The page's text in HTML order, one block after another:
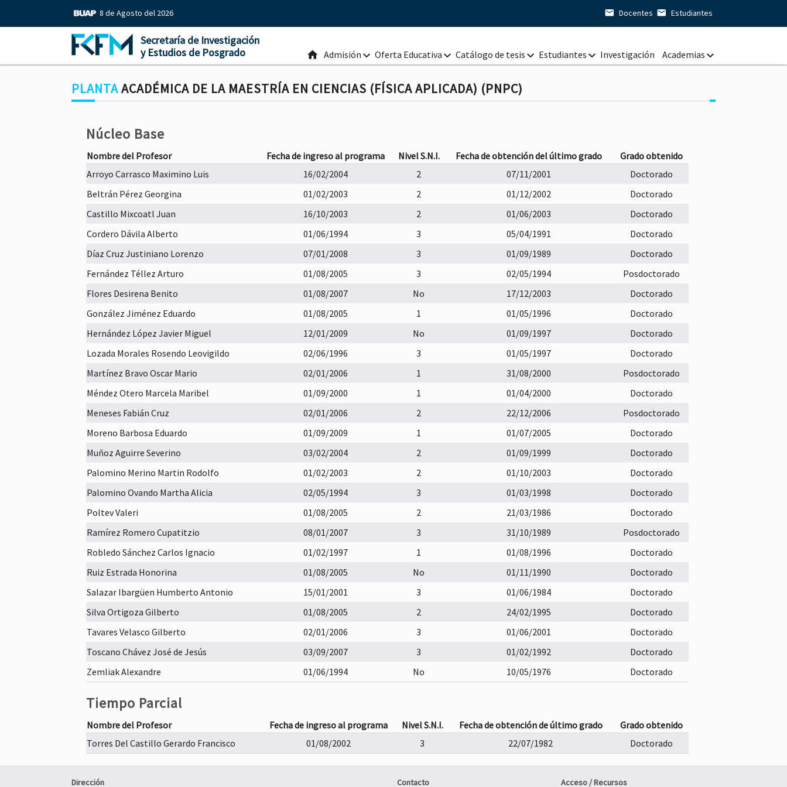
8 de Agosto del 2026 Docentes Estudiantes
Secretaría de Investigación
y Estudios de Posgrado
Inicio
Admisión
Mtría. Física Aplicada
Mtría. Educ. Matemática
Doc. Matemáticas
Doc. Educ. Matemática
Oferta Educativa
Mtría. Física Aplicada Plan de Estudios
Docentes
Mtría. Educ. Matemática Plan de Estudios
Doc. Física Aplicada Plan de Estudios
Plan de Estudios
Docentes
Catálogo de tesis
MEM
Estudiantes Investigación Academias
PLANTAACADÉMICA DE LA MAESTRÍA EN CIENCIAS (FÍSICA APLICADA) (PNPC)
Núcleo Base
Nombre del Profesor Fecha de ingreso al programa Nivel S.N.I. Fecha de obtención del último grado
Grado obtenido
Arroyo Carrasco Maximino Luis
16/02/2004 2 07/11/2001
Doctorado
Beltrán Pérez Georgina
01/02/2003 2 01/12/2002
Doctorado
Castillo Mixcoatl Juan
16/10/2003 2 01/06/2003
Doctorado
Cordero Dávila Alberto
01/06/1994 3 05/04/1991
Doctorado
Díaz Cruz Justiniano Lorenzo
07/01/2008 3 01/09/1989
Doctorado
Fernández Téllez Arturo
01/08/2005 3 02/05/1994
Posdoctorado
Flores Desirena Benito
01/08/2007 No 17/12/2003
Doctorado
González Jiménez Eduardo
01/08/2005 1 01/05/1996
Doctorado
Hernández López Javier Miguel
12/01/2009 No 01/09/1997
Doctorado
Lozada Morales Rosendo Leovigildo
02/06/1996 3 01/05/1997
Doctorado
Martínez Bravo Oscar Mario
02/01/2006 1 31/08/2000
Posdoctorado
Méndez Otero Marcela Maribel
01/09/2000 1 01/04/2000
Doctorado
Meneses Fabián Cruz
02/01/2006 2 22/12/2006
Posdoctorado
Moreno Barbosa Eduardo
01/09/2009 1 01/07/2005
Doctorado
Muñoz Aguirre Severino
03/02/2004 2 01/09/1999
Doctorado
Palomino Merino Martin Rodolfo
01/02/2003 2 01/10/2003
Doctorado
Palomino Ovando Martha Alicia
02/05/1994 3 01/03/1998
Doctorado
Poltev Valeri
01/08/2005 2 21/03/1986
Doctorado
Ramírez Romero Cupatitzio
08/01/2007 3 31/10/1989
Posdoctorado
Robledo Sánchez Carlos Ignacio
01/02/1997 1 01/08/1996
Doctorado
Ruiz Estrada Honorina
01/08/2005 No 01/11/1990
Doctorado
Salazar Ibargüen Humberto Antonio
15/01/2001 3 01/06/1984
Doctorado
Silva Ortigoza Gilberto
01/08/2005 2 24/02/1995
Doctorado
Tavares Velasco Gilberto
02/01/2006 3 01/06/2001
Doctorado
Toscano Chávez José de Jesús
03/09/2007 3 01/02/1992
Doctorado
Zemliak Alexandre
01/06/1994 No 10/05/1976 Doctorado
Tiempo Parcial
Nombre del Profesor Fecha de ingreso al programa Nivel S.N.I. Fecha de obtención de último grado
Grado obtenido
Torres Del Castillo Gerardo Francisco
01/08/2002 3 22/07/1982 Doctorado
Dirección Contacto Acceso / Recursos